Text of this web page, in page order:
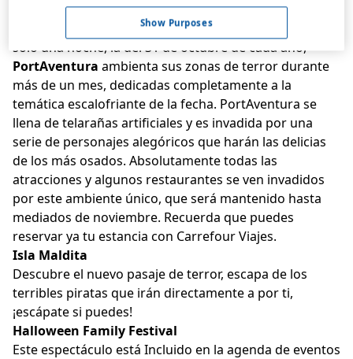
Halloween en PortAventura 2026
A pesar de que las festividades de Halloween duran
solo una noche, la del 31 de octubre de cada año,
PortAventura ambienta sus zonas de terror durante
más de un mes, dedicadas completamente a la
temática escalofriante de la fecha. PortAventura se
llena de telarañas artificiales y es invadida por una
serie de personajes alegóricos que harán las delicias
de los más osados. Absolutamente todas las
atracciones y algunos restaurantes se ven invadidos
por este ambiente único, que será mantenido hasta
mediados de noviembre. Recuerda que puedes
reservar ya tu estancia con Carrefour Viajes.
Isla Maldita
Descubre el nuevo pasaje de terror, escapa de los
terribles piratas que irán directamente a por ti,
¡escápate si puedes!
Halloween Family Festival
Este espectáculo está Incluido en la agenda de eventos
Show Purposes